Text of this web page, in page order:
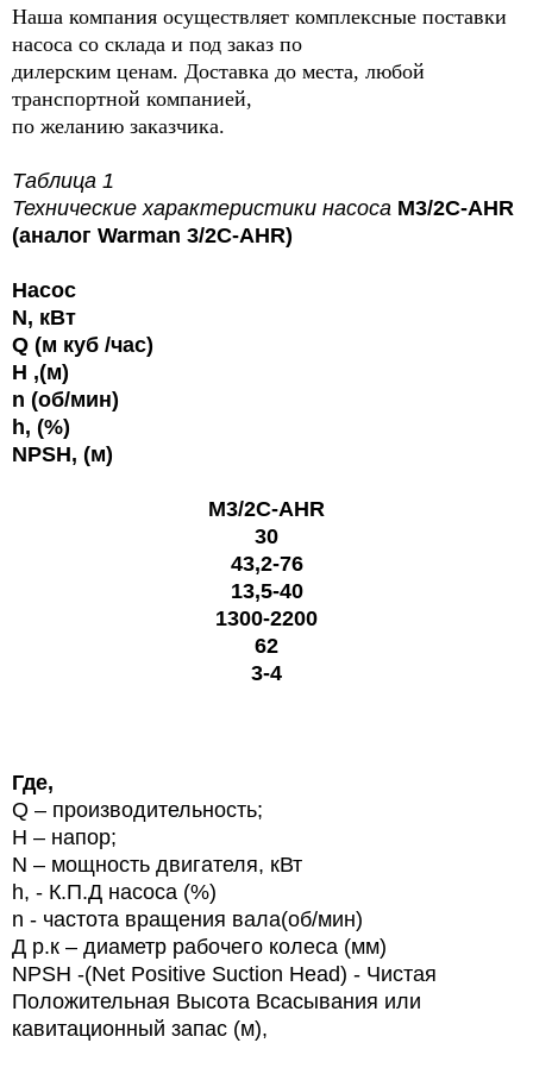
Наша компания осуществляет комплексные поставки
насоса со склада и под заказ по
дилерским ценам. Доставка до места, любой
транспортной компанией,
по желанию заказчика.
Таблица 1
Технические характеристики насоса M3/2C-AHR
(аналог Warman 3/2C-AHR)
Насос
N, кВт
Q (м куб /час)
H ,(м)
n (об/мин)
h, (%)
NPSH, (м)
M3/2C-AHR
30
43,2-76
13,5-40
1300-2200
62
3-4
Где,
Q – производительность;
Н – напор;
N – мощность двигателя, кВт
h, - К.П.Д насоса (%)
n - частота вращения вала(об/мин)
Д р.к – диаметр рабочего колеса (мм)
NPSH -(Net Positive Suction Head) - Чистая
Положительная Высота Всасывания или
кавитационный запас (м),